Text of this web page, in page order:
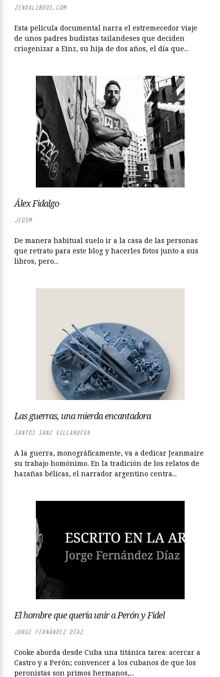
ZENDALIBROS.COM
Esta película documental narra el estremecedor viaje
de unos padres budistas tailandeses que deciden
criogenizar a Einz, su hija de dos años, el día que...
Álex Fidalgo
JEOSM
De manera habitual suelo ir a la casa de las personas
que retrato para este blog y hacerles fotos junto a sus
libros, pero...
Las guerras, una mierda encantadora
SANTOS SANZ VILLANUEVA
A la guerra, monográficamente, va a dedicar Jeanmaire
su trabajo homónimo. En la tradición de los relatos de
hazañas bélicas, el narrador argentino centra...
El hombre que quería unir a Perón y Fidel
JORGE FERNÁNDEZ DÍAZ
Cooke aborda desde Cuba una titánica tarea: acercar a
Castro y a Perón; convencer a los cubanos de que los
peronistas son primos hermanos,...